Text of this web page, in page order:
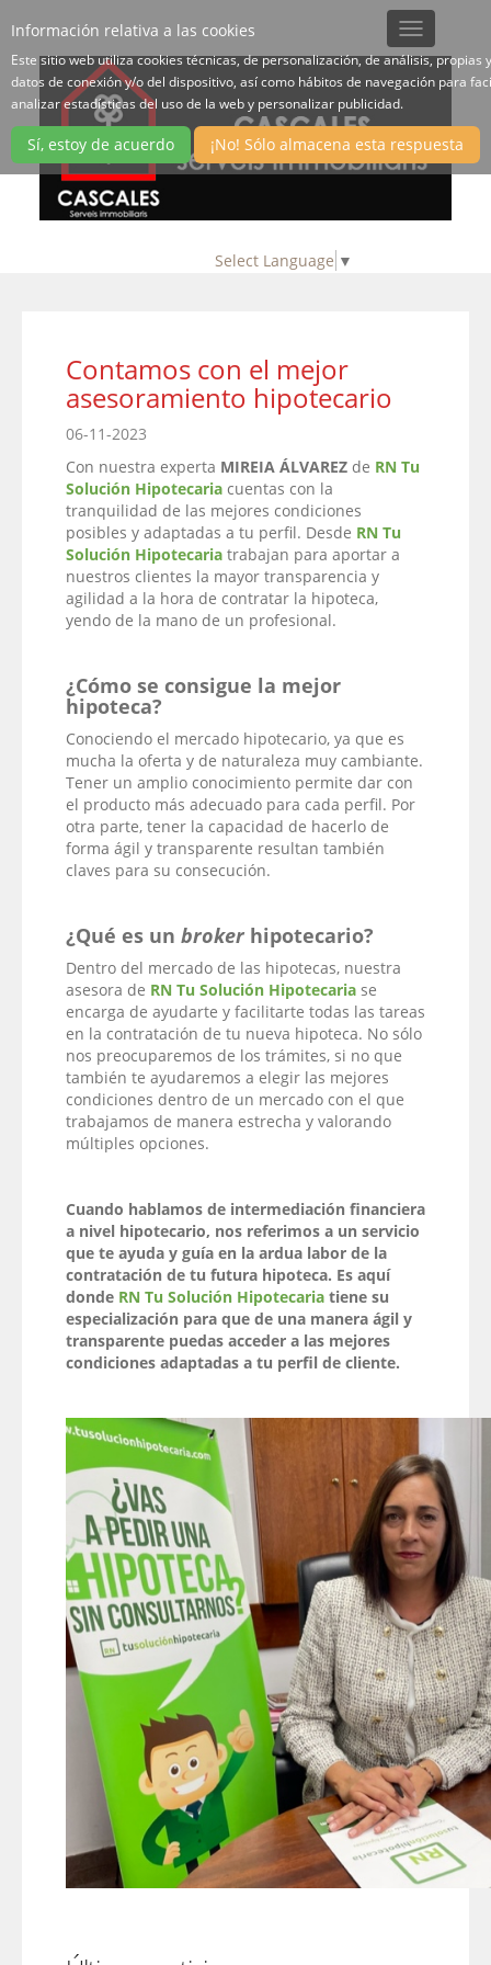
Información relativa a las cookies
Este sitio web utiliza cookies técnicas, de personalización, de análisis, propias
datos de conexión y/o del dispositivo, así como hábitos de navegación para
analizar estadísticas del uso de la web y personalizar publicidad.
Sí, estoy de acuerdo ¡No! Sólo almacena esta respuesta
Toggle
navigation
Select Language ▼
Contamos con el mejor
asesoramiento hipotecario
06-11-2023
Con nuestra experta MIREIA ÁLVAREZ de RN Tu
Solución Hipotecaria cuentas con la
tranquilidad de las mejores condiciones
posibles y adaptadas a tu perfil. Desde RN Tu
Solución Hipotecaria trabajan para aportar a
nuestros clientes la mayor transparencia y
agilidad a la hora de contratar la hipoteca,
yendo de la mano de un profesional.
¿Cómo se consigue la mejor
hipoteca?
Conociendo el mercado hipotecario, ya que es
mucha la oferta y de naturaleza muy cambiante.
Tener un amplio conocimiento permite dar con
el producto más adecuado para cada perfil. Por
otra parte, tener la capacidad de hacerlo de
forma ágil y transparente resultan también
claves para su consecución.
¿Qué es un broker hipotecario?
Dentro del mercado de las hipotecas, nuestra
asesora de RN Tu Solución Hipotecaria se
encarga de ayudarte y facilitarte todas las tareas
en la contratación de tu nueva hipoteca. No sólo
nos preocuparemos de los trámites, si no que
también te ayudaremos a elegir las mejores
condiciones dentro de un mercado con el que
trabajamos de manera estrecha y valorando
múltiples opciones.
Cuando hablamos de intermediación financiera
a nivel hipotecario, nos referimos a un servicio
que te ayuda y guía en la ardua labor de la
contratación de tu futura hipoteca. Es aquí
donde RN Tu Solución Hipotecaria tiene su
especialización para que de una manera ágil y
transparente puedas acceder a las mejores
condiciones adaptadas a tu perfil de cliente.